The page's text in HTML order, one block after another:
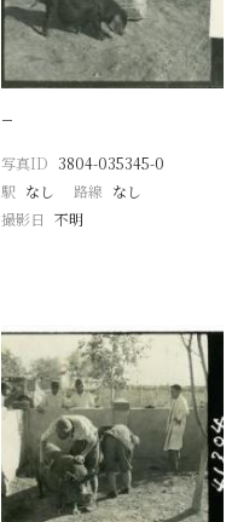
−
写真ID 3804-035345-0
駅 なし 路線 なし
撮影日 不明